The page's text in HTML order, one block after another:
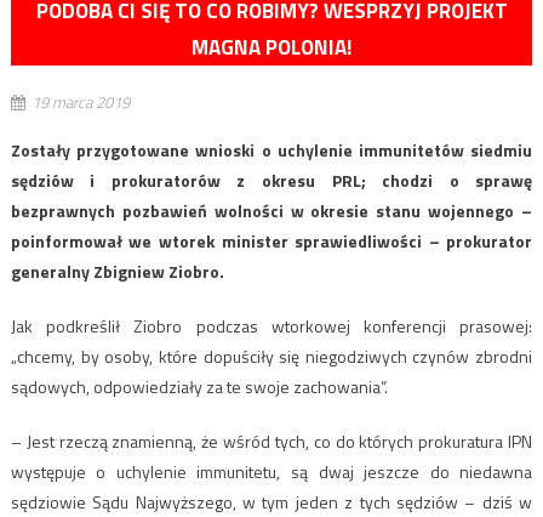
PODOBA CI SIĘ TO CO ROBIMY? WESPRZYJ PROJEKT
MAGNA POLONIA!
19 marca 2019
Zostały przygotowane wnioski o uchylenie immunitetów siedmiu
sędziów i prokuratorów z okresu PRL; chodzi o sprawę
bezprawnych pozbawień wolności w okresie stanu wojennego –
poinformował we wtorek minister sprawiedliwości – prokurator
generalny Zbigniew Ziobro.
Jak podkreślił Ziobro podczas wtorkowej konferencji prasowej:
„chcemy, by osoby, które dopuściły się niegodziwych czynów zbrodni
sądowych, odpowiedziały za te swoje zachowania”.
– Jest rzeczą znamienną, że wśród tych, co do których prokuratura IPN
występuje o uchylenie immunitetu, są dwaj jeszcze do niedawna
sędziowie Sądu Najwyższego, w tym jeden z tych sędziów – dziś w